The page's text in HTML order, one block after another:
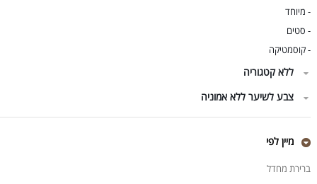
- מיוחד
- סטים
-קוסמטיקה
ללא קטגוריה
צבע לשיער ללא אמוניה
מיין לפי
ברירת מחדל